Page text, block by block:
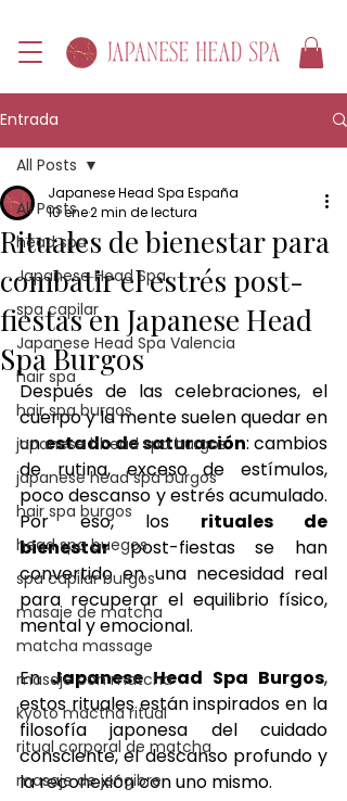
Entrada
All Posts
head spa
Japanese Head Spa
spa capilar
Japanese Head Spa Valencia
hair spa
hair spa burgos
japanese hhead spa burgos
japanese head spa burgos
hair spa burgos
head spa buegos
spa capilar burgos
masaje de matcha
matcha massage
masaje con matcha
kyoto mactha ritual
ritual corporal de matcha
masaje de jengibre
All Posts
Rituales de bienestar para
combatir el estrés post-
fiestas en Japanese Head
Spa Burgos
Japanese Head Spa España
10 ene2 min de lectura
Después de las celebraciones, el
cuerpo y la mente suelen quedar en
un estado de saturación: cambios
de rutina, exceso de estímulos,
poco descanso y estrés acumulado.
Por eso, los rituales de
bienestar post-fiestas se han
convertido en una necesidad real
para recuperar el equilibrio físico,
mental y emocional.
En Japanese Head Spa Burgos,
estos rituales están inspirados en la
filosofía japonesa del cuidado
consciente, el descanso profundo y
la reconexión con uno mismo.